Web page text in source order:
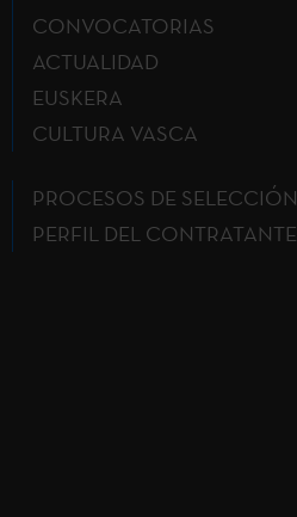
CONVOCATORIAS
ACTUALIDAD
EUSKERA
CULTURA VASCA
PROCESOS DE SELECCIÓN
PERFIL DEL CONTRATANTE